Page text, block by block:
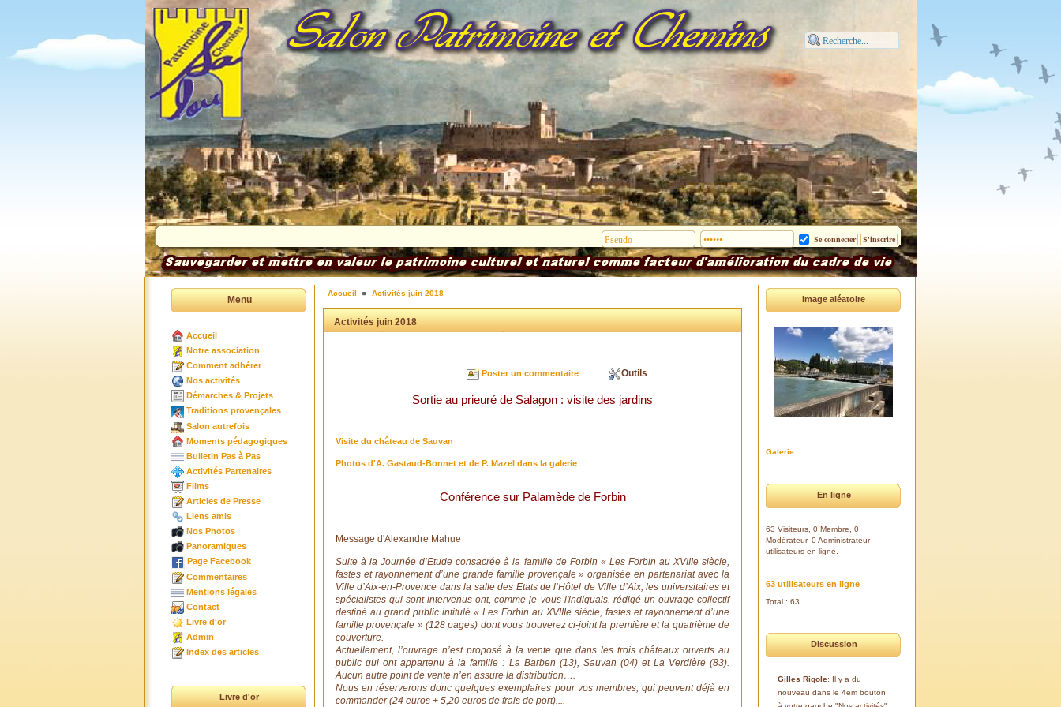
Menu
Accueil
Notre association
Comment adhérer
Nos activités
Démarches & Projets
Traditions provençales
Salon autrefois
Moments pédagogiques
Bulletin Pas à Pas
Activités Partenaires
Films
Articles de Presse
Liens amis
Nos Photos
Panoramiques
Page Facebook
Commentaires
Mentions légales
Contact
Livre d'or
Admin
Index des articles
Livre d'or
Image aléatoire
Galerie
En ligne
63 Visiteurs, 0 Membre, 0
Modérateur, 0 Administrateur
utilisateurs en ligne.
63 utilisateurs en ligne
Total : 63
Discussion
Gilles Rigole: Il y a du
nouveau dans le 4em bouton
Accueil Activités juin 2018
Activités juin 2018
Poster un commentaire Outils
Sortie au prieuré de Salagon : visite des jardins
Visite du château de Sauvan
Photos d'A. Gastaud-Bonnet et de P. Mazel dans la galerie
Conférence sur Palamède de Forbin
Message d'Alexandre Mahue
Suite à la Journée d’Etude consacrée à la famille de Forbin « Les Forbin au XVIIIe siècle,
fastes et rayonnement d’une grande famille provençale » organisée en partenariat avec la
Ville d’Aix-en-Provence dans la salle des Etats de l’Hôtel de Ville d’Aix, les universitaires et
spécialistes qui sont intervenus ont, comme je vous l'indiquais, rédigé un ouvrage collectif
destiné au grand public intitulé « Les Forbin au XVIIIe siècle, fastes et rayonnement d’une
famille provençale » (128 pages) dont vous trouverez ci-joint la première et la quatrième de
couverture.
Actuellement, l’ouvrage n’est proposé à la vente que dans les trois châteaux ouverts au
public qui ont appartenu à la famille : La Barben (13), Sauvan (04) et La Verdière (83).
Aucun autre point de vente n’en assure la distribution….
Nous en réserverons donc quelques exemplaires pour vos membres, qui peuvent déjà en
commander (24 euros + 5,20 euros de frais de port)....